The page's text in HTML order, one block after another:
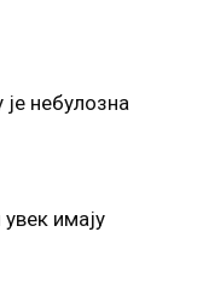
је небулозна
имају